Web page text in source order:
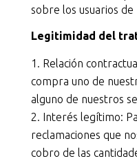
sobre los usuarios
Legitimidad del
Relación
compra uno de
alguno de nuestros
Interés legítimo:
reclamaciones que
cobro de las